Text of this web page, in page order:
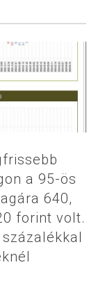
a 95-ös
640,
forint volt.